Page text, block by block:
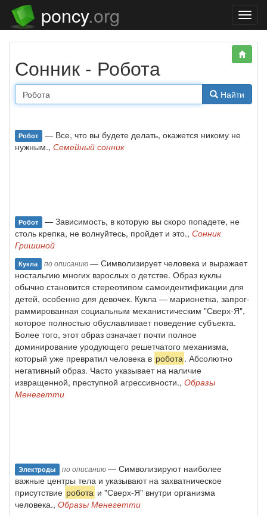
poncy.org
Сонник - Робота
Найти
Робот — Все, что вы будете делать, окажется никому не
нужным., Семейный сонник
Робот — Зависимость, в которую вы скоро попадете, не
столь крепка, не волнуйтесь, пройдет и это., Сонник
Гришиной
Кукла по описанию— Символизирует человека и выражает
ностальгию многих взрослых о детстве. Образ куклы
обычно становится стереотипом самоидентифи­кации для
детей, особенно для девочек. Кукла — марионетка, запрог­
раммированная социальным механистическим "Сверх-Я",
которое пол­ностью обуславливает поведение субъекта.
Более того, этот образ озна­чает почти полное
доминирование уродующего решетчатого механиз­ма,
который уже превратил человека в робота. Абсолютно
негативный образ. Часто указывает на наличие
извращенной, преступной агрессив­ности., Образы
Менегетти
Электроды по описанию— Символизируют наиболее
важные центры тела и указывают на захват­ническое
присутствие робота и "Сверх-Я" внутри организма
человека., Образы Менегетти